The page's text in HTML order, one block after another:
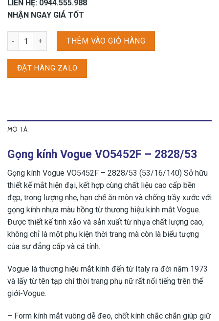
LIÊN HỆ: 0944.555.988
NHẬN NGAY GIÁ TỐT
Gọng kính Vogue VO5452F - 2828/53 số lượng
THÊM VÀO GIỎ HÀNG
ĐẶT HÀNG ZALO
MÔ TẢ
Gọng kính Vogue VO5452F – 2828/53
Gọng kính Vogue VO5452F – 2828/53 (53/16/140) Sở hữu
thiết kế mắt hiện đại, kết hợp cùng chất liệu cao cấp bền
đẹp, trọng lượng nhẹ, hạn chế ăn mòn và chống trầy xước với
gọng kính nhựa màu hồng từ thương hiệu kính mắt Vogue.
Được thiết kế tinh xảo và sản xuất từ nhựa chất lượng cao,
không chỉ là một phụ kiện thời trang mà còn là biểu tượng
của sự đẳng cấp và cá tính.
Vogue là thương hiệu mắt kính đến từ Italy ra đời năm 1973
và lấy từ tên tạp chí thời trang phụ nữ rất nổi tiếng trên thế
giới-Vogue.
– Form kính mắt vuông dễ đeo, chốt kính chắc chắn giúp giữ